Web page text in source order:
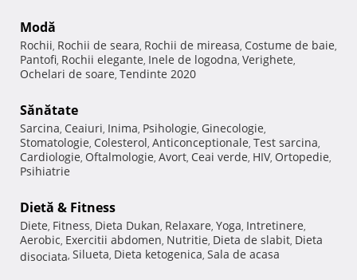
Modă
Rochii, Rochii de seara, Rochii de mireasa, Costume de baie,
Pantofi, Rochii elegante, Inele de logodna, Verighete,
Ochelari de soare, Tendinte 2020
Sănătate
Sarcina, Ceaiuri, Inima, Psihologie, Ginecologie,
Stomatologie, Colesterol, Anticonceptionale, Test sarcina,
Cardiologie, Oftalmologie, Avort, Ceai verde, HIV, Ortopedie,
Psihiatrie
Dietă & Fitness
Diete, Fitness, Dieta Dukan, Relaxare, Yoga, Intretinere,
Aerobic, Exercitii abdomen, Nutritie, Dieta de slabit, Dieta
disociata, Silueta, Dieta ketogenica, Sala de acasa